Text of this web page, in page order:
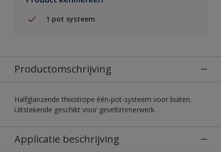
1 pot systeem
Productomschrijving
Halfglanzende thixotrope één-pot-systeem voor buiten.
Uitstekende geschikt voor geveltimmerwerk.
Applicatie beschrijving